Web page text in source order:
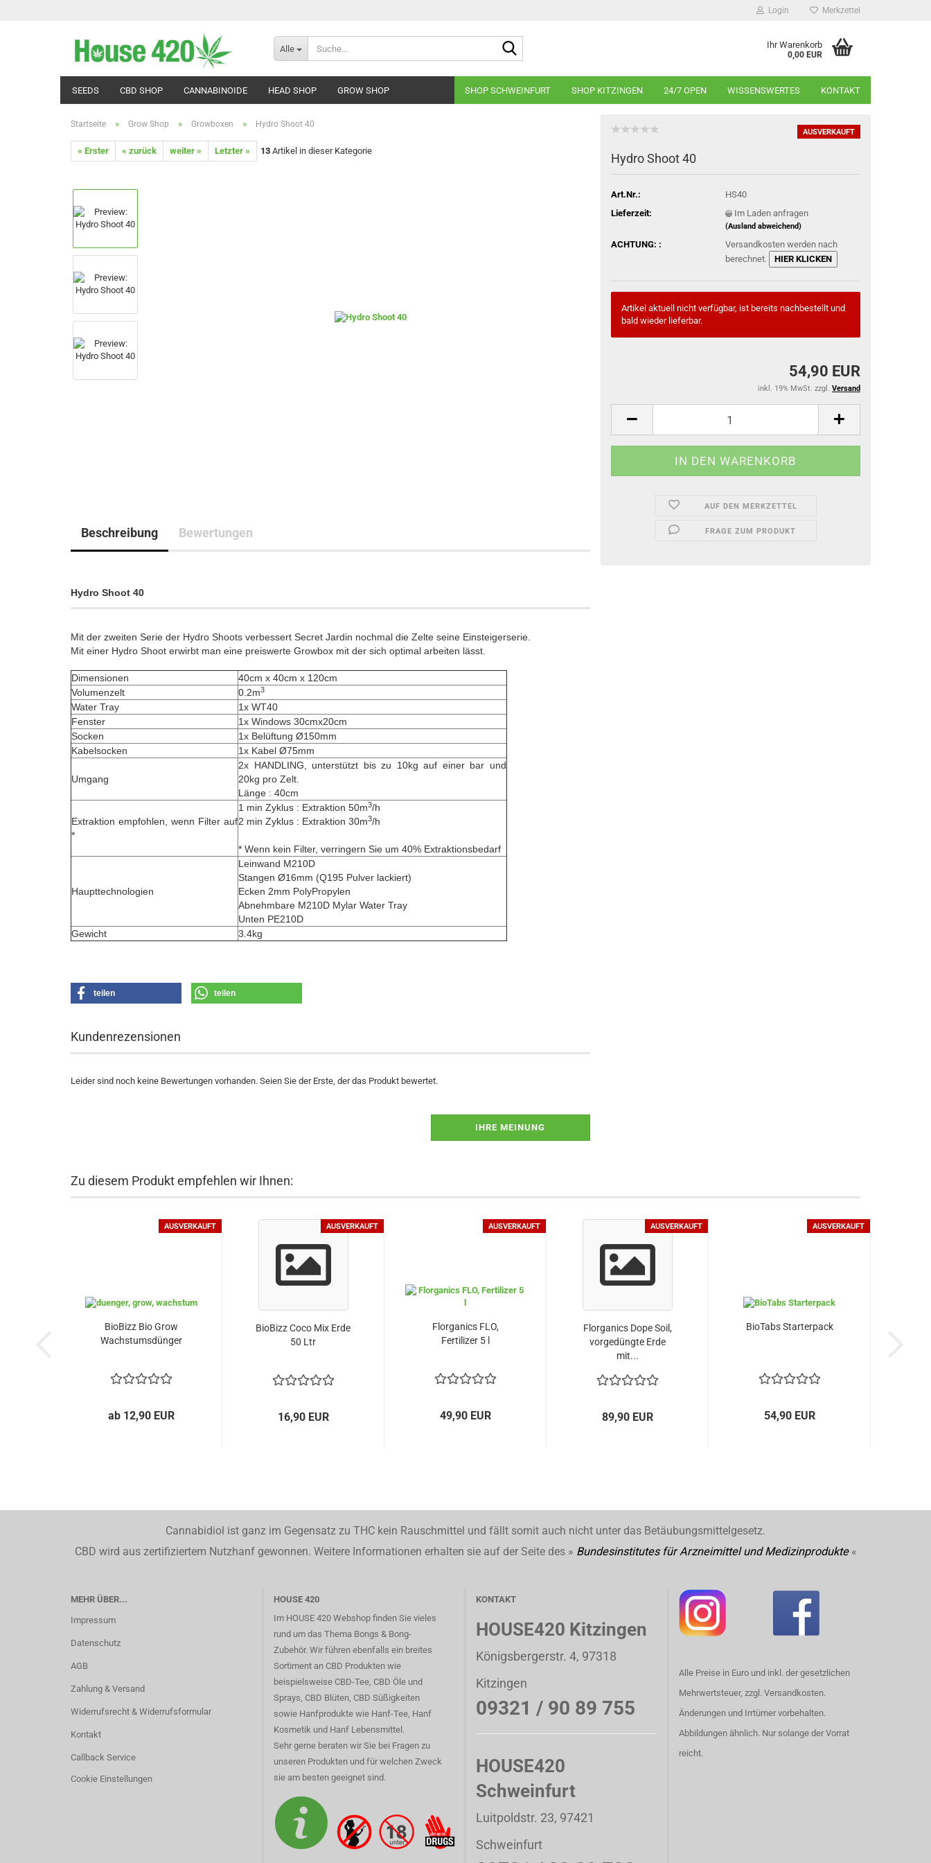
Login Merkzettel
Alle Ihr Warenkorb
0,00 EUR
SEEDS CBD SHOP CANNABINOIDE HEAD SHOP GROW SHOP SHOP SCHWEINFURT SHOP KITZINGEN 24/7 OPEN WISSENSWERTES KONTAKT
Startseite » Grow Shop » Growboxen » Hydro Shoot 40
« Erster « zurück weiter » Letzter » 13 Artikel in dieser Kategorie
AUSVERKAUFT
Hydro Shoot 40
Art.Nr.:
HS40
Lieferzeit:
Im Laden anfragen
(Ausland abweichend)
ACHTUNG: :
Versandkosten werden nach
berechnet.
HIER KLICKEN
Artikel aktuell nicht verfügbar, ist bereits nachbestellt und
bald wieder lieferbar.
54,90 EUR
inkl. 19% MwSt. zzgl. Versand
AUF DEN MERKZETTEL
FRAGE ZUM PRODUKT
Beschreibung Bewertungen
Hydro Shoot 40
Mit der zweiten Serie der Hydro Shoots verbessert Secret Jardin nochmal die Zelte seine Einsteigerserie.
Mit einer Hydro Shoot erwirbt man eine preiswerte Growbox mit der sich optimal arbeiten lässt.
Dimensionen
40cm x 40cm x 120cm
Volumenzelt
0.2m3
Water Tray
1x WT40
Fenster
1x Windows 30cmx20cm
Socken
1x Belüftung Ø150mm
Kabelsocken
1x Kabel Ø75mm
Umgang
2x HANDLING, unterstützt bis zu 10kg auf einer bar und
20kg pro Zelt.
Länge : 40cm
Extraktion empfohlen, wenn Filter auf
*
1 min Zyklus : Extraktion 50m3/h
2 min Zyklus : Extraktion 30m3/h
* Wenn kein Filter, verringern Sie um 40% Extraktionsbedarf
Haupttechnologien
Leinwand M210D
Stangen Ø16mm (Q195 Pulver lackiert)
Ecken 2mm PolyPropylen
Abnehmbare M210D Mylar Water Tray
Unten PE210D
Gewicht
3.4kg
teilen teilen
Kundenrezensionen
Leider sind noch keine Bewertungen vorhanden. Seien Sie der Erste, der das Produkt bewertet.
IHRE MEINUNG
Zu diesem Produkt empfehlen wir Ihnen:
AUSVERKAUFT
BioBizz Bio Grow
Wachstumsdünger
ab 12,90 EUR
AUSVERKAUFT
BioBizz Coco Mix Erde
50 Ltr
16,90 EUR
AUSVERKAUFT
Florganics FLO,
Fertilizer 5 l
49,90 EUR
AUSVERKAUFT
Florganics Dope Soil,
vorgedüngte Erde
mit...
89,90 EUR
AUSVERKAUFT
BioTabs Starterpack
54,90 EUR
Cannabidiol ist ganz im Gegensatz zu THC kein Rauschmittel und fällt somit auch nicht unter das Betäubungsmittelgesetz.
CBD wird aus zertifiziertem Nutzhanf gewonnen. Weitere Informationen erhalten sie auf der Seite des » Bundesinstitutes für Arzneimittel und Medizinprodukte«
MEHR ÜBER...
Impressum
Datenschutz
AGB
Zahlung & Versand
Widerrufsrecht & Widerrufsformular
Kontakt
Callback Service
Cookie Einstellungen
HOUSE 420
Im HOUSE 420 Webshop finden Sie vieles
rund um das Thema Bongs & Bong-
Zubehör. Wir führen ebenfalls ein breites
Sortiment an CBD Produkten wie
beispielsweise CBD-Tee, CBD Öle und
Sprays, CBD Blüten, CBD Süßigkeiten
sowie Hanfprodukte wie Hanf-Tee, Hanf
Kosmetik und Hanf Lebensmittel.
Sehr gerne beraten wir Sie bei Fragen zu
unseren Produkten und für welchen Zweck
sie am besten geeignet sind.
KONTAKT
HOUSE420 Kitzingen
Königsbergerstr. 4, 97318
Kitzingen
09321 / 90 89 755
HOUSE420
Schweinfurt
Luitpoldstr. 23, 97421
Schweinfurt
Alle Preise in Euro und inkl. der gesetzlichen
Mehrwertsteuer, zzgl. Versandkosten.
Änderungen und Irrtümer vorbehalten.
Abbildungen ähnlich. Nur solange der Vorrat
reicht.